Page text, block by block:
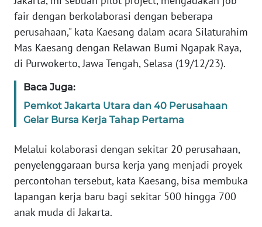
fair dengan berkolaborasi dengan beberapa
perusahaan," kata Kaesang dalam acara Silaturahim
Mas Kaesang dengan Relawan Bumi Ngapak Raya,
di Purwokerto, Jawa Tengah, Selasa (19/12/23).
Baca Juga:
Pemkot Jakarta Utara dan 40 Perusahaan
Gelar Bursa Kerja Tahap Pertama
Melalui kolaborasi dengan sekitar 20 perusahaan,
penyelenggaraan bursa kerja yang menjadi proyek
percontohan tersebut, kata Kaesang, bisa membuka
lapangan kerja baru bagi sekitar 500 hingga 700
anak muda di Jakarta.
KAMI
PEDOMAN
SIBER
REDAKSI
KARIR
DISCLAIMER
Wahana